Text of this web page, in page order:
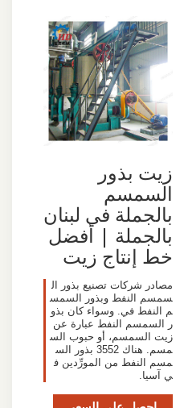
زيت بذور
السمسم
بالجملة في لبنان
بالجملة | أفضل
خط إنتاج زيت
مصادر شركات تصنيع بذور ال
سمسم النفط وبذور السمس
م النفط في. وسواء كان بذو
ر السمسم النفط عبارة عن
زيت السمسم، أو حبوب الس
مسم. هناك 3552 بذور الس
مسم النفط من المورِّدين ف
ي آسيا.